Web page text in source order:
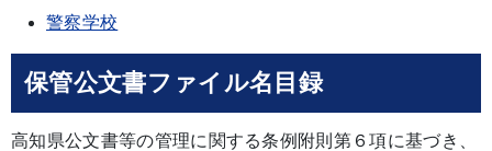
警察学校
保管公文書ファイル名目録
高知県公文書等の管理に関する条例附則第６項に基づき、